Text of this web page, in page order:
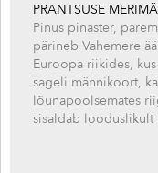
PRANTSUSE
Pinus pinaster,
pärineb Vahemere
Euroopa riikides,
sageli männikoort,
lõunapoolsemates
sisaldab